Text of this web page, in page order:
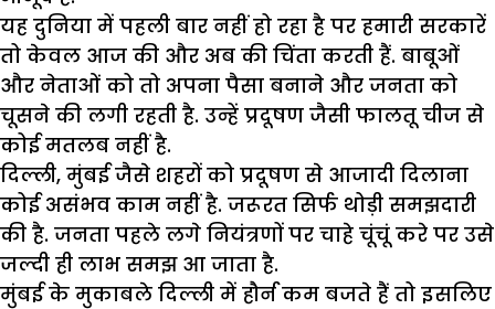
यह दुनिया में पहली बार नहीं हो रहा है पर हमारी सरकारें
तो केवल आज की और अब की चिंता करती हैं. बाबूओं
और नेताओं को तो अपना पैसा बनाने और जनता को
चूसने की लगी रहती है. उन्हें प्रदूषण जैसी फालतू चीज से
कोई मतलब नहीं है.
दिल्ली, मुंबई जैसे शहरों को प्रदूषण से आजादी दिलाना
कोई असंभव काम नहीं है. जरूरत सिर्फ थोड़ी समझदारी
की है. जनता पहले लगे नियंत्रणों पर चाहे चूंचूं करे पर उसे
जल्दी ही लाभ समझ आ जाता है.
मुंबई के मुकाबले दिल्ली में हौर्न कम बजते हैं तो इसलिए